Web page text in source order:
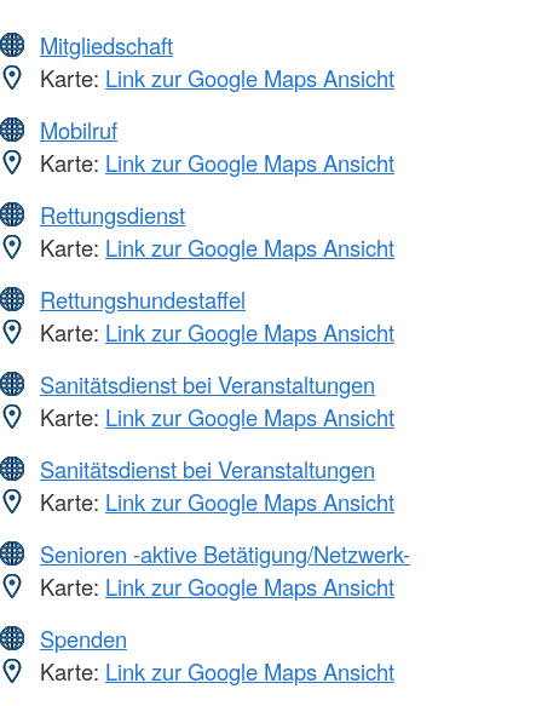
Mitgliedschaft
Karte: Link zur Google Maps Ansicht
Mobilruf
Karte: Link zur Google Maps Ansicht
Rettungsdienst
Karte: Link zur Google Maps Ansicht
Rettungshundestaffel
Karte: Link zur Google Maps Ansicht
Sanitätsdienst bei Veranstaltungen
Karte: Link zur Google Maps Ansicht
Sanitätsdienst bei Veranstaltungen
Karte: Link zur Google Maps Ansicht
Senioren -aktive Betätigung/Netzwerk-
Karte: Link zur Google Maps Ansicht
Spenden
Karte: Link zur Google Maps Ansicht